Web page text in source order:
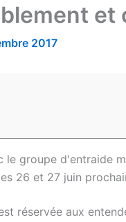
et
2017
le groupe d'entraide
26 et 27 juin
réservée aux